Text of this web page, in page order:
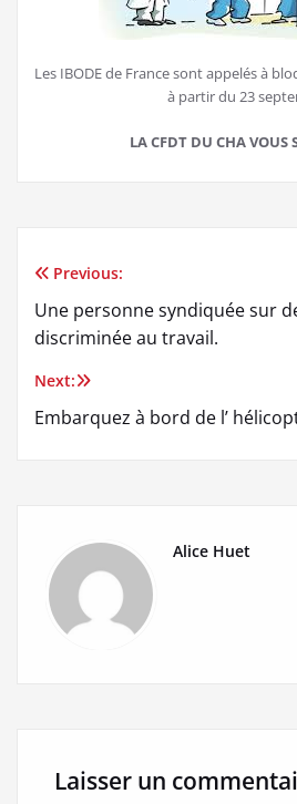
Les IBODE de France sont appelés à
à partir du 23
LA CFDT DU CHA VOUS
Navigation
de
l’article
Previous:
Une personne syndiquée sur
discriminée au travail.
Next:
Embarquez à bord de l’
Alice Huet
Laisser un